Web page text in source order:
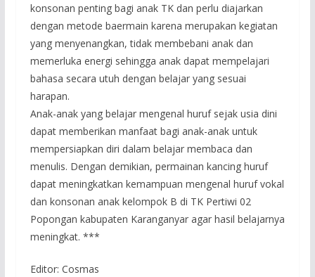
konsonan penting bagi anak TK dan perlu diajarkan
dengan metode baermain karena merupakan kegiatan
yang menyenangkan, tidak membebani anak dan
memerluka energi sehingga anak dapat mempelajari
bahasa secara utuh dengan belajar yang sesuai
harapan.
Anak-anak yang belajar mengenal huruf sejak usia dini
dapat memberikan manfaat bagi anak-anak untuk
mempersiapkan diri dalam belajar membaca dan
menulis. Dengan demikian, permainan kancing huruf
dapat meningkatkan kemampuan mengenal huruf vokal
dan konsonan anak kelompok B di TK Pertiwi 02
Popongan kabupaten Karanganyar agar hasil belajarnya
meningkat. ***
Editor: Cosmas